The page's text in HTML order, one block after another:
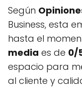
Según
Business, esta
hasta el
media es de 0/
espacio para
al cliente y